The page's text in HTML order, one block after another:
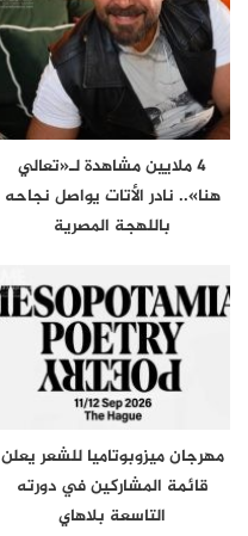
4 ملايين مشاهدة لـ«تعالي
هنا».. نادر الأتات يواصل نجاحه
باللهجة المصرية
مهرجان ميزوبوتاميا للشعر يعلن
قائمة المشاركين في دورته
التاسعة بلاهاي